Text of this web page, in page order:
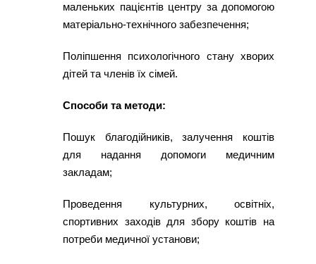
маленьких пацієнтів центру за допомогою
матеріально-технічного забезпечення;
Поліпшення психологічного стану хворих
дітей та членів їх сімей.
Способи та методи:
Пошук благодійників, залучення коштів
для надання допомоги медичним
закладам;
Проведення культурних, освітніх,
спортивних заходів для збору коштів на
потреби медичної установи;